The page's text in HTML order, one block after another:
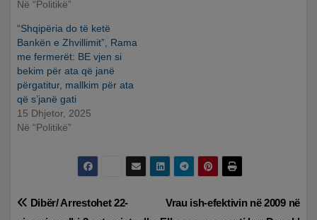
Në “Politikë”
“Shqipëria do të ketë
Bankën e Zhvillimit”, Rama
me fermerët: BE vjen si
bekim për ata që janë
përgatitur, mallkim për ata
që s’janë gati
15 Dhjetor, 2025
Në “Politikë”
Lëvizje
Vrau ish-efektivin në 2009 në
Dibër/ Arrestohet 22-